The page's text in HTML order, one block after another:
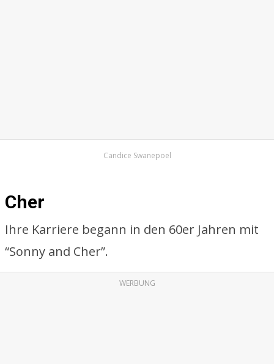
Candice Swanepoel
Cher
Ihre Karriere begann in den 60er Jahren mit
“Sonny and Cher”.
WERBUNG